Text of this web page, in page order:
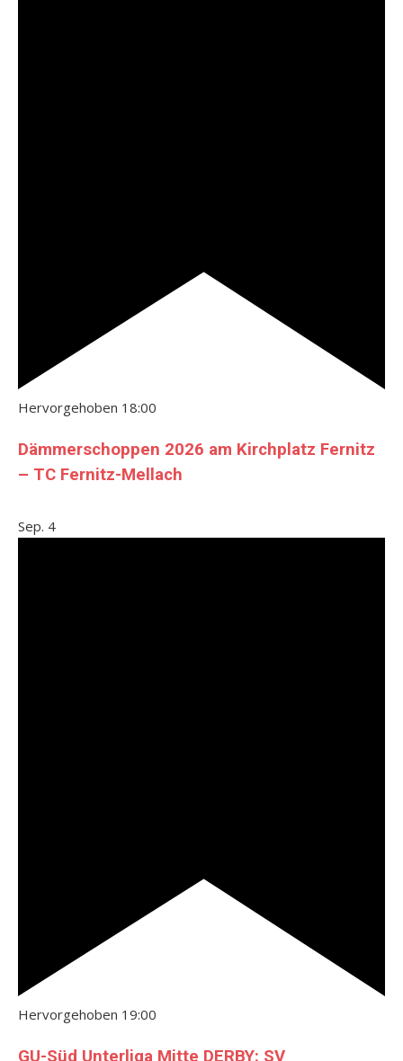
Hervorgehoben 18:00
Dämmerschoppen 2026 am Kirchplatz Fernitz
– TC Fernitz-Mellach
Sep. 4
Hervorgehoben 19:00
GU-Süd Unterliga Mitte DERBY: SV